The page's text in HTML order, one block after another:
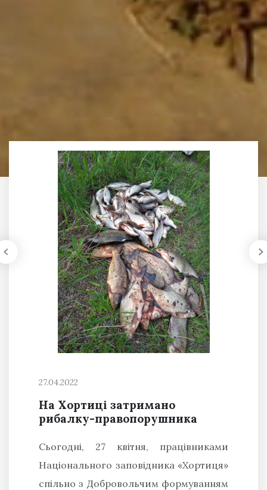
27.04.2022
На Хортиці затримано
рибалку-правопорушника
Сьогодні, 27 квітня, працівниками
Національного заповідника «Хортиця»
спільно з Добровольчим формуванням